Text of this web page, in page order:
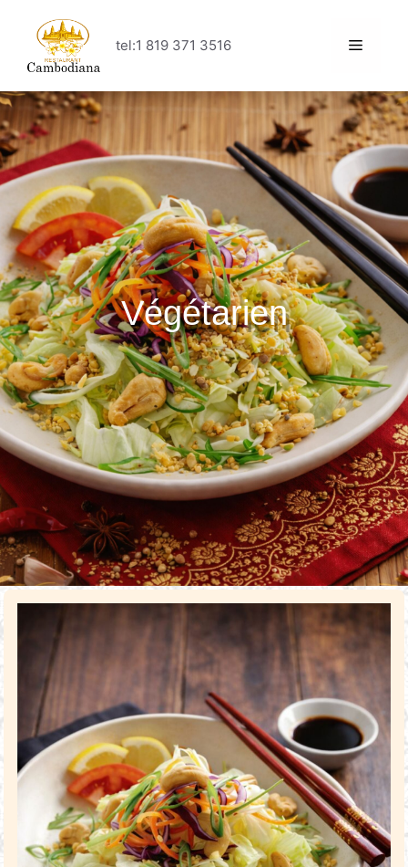
tel:1 819 371 3516
Végétarien